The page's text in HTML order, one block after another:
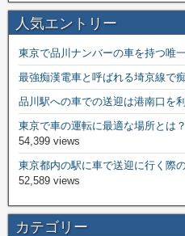
人気エントリー
東京で品川ナンバーの車を持つ唯
最強痴漢電車と呼ばれる埼京線で
品川駅への車での送迎は港南口を
東京で車の運転に最適な場所とは
54,399 views
東京都内の駅に車で送迎に行く際
52,589 views
カテゴリー